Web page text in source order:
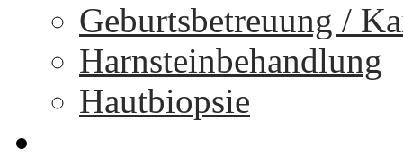
Geburtsbetreuung /
Harnsteinbehandlung
Hautbiopsie